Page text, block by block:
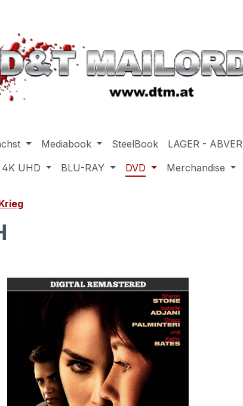
Mediabook SteelBook LAGER -
4K UHD BLU-RAY DVD Merchandise